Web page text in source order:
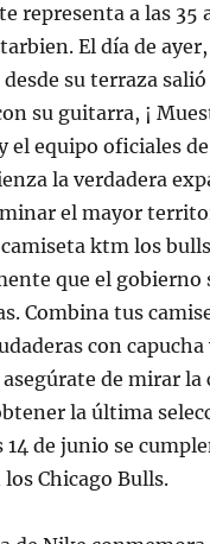
representa a las 35
El día de
su terraza
su guitarra, ¡
el equipo oficiales
la verdadera
el mayor
ktm los
que el
Combina tus
con
asegúrate de mirar la
la última
14 de junio se
los Chicago Bulls.